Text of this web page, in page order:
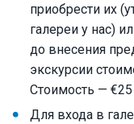
приобрести их
галереи у нас)
до внесения
экскурсии
Стоимость — €25
Для входа в